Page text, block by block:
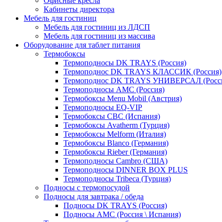
Кабинеты директора
Мебель для гостиниц
Мебель для гостиниц из ЛДСП
Мебель для гостиниц из массива
Оборудование для таблет питания
Термобоксы
Термоподносы DK TRAYS (Россия)
Термоподнос DK TRAYS КЛАССИК (Россия)
Термоподнос DK TRAYS УНИВЕРСАЛ
Термоподносы AMC (Россия)
Термобоксы Menu Mobil (Австрия)
Термоподносы EQ-VIP
Термобоксы CBC (Испания)
Термобоксы Avatherm (Турция)
Термобоксы Melform (Италия)
Термобоксы Blanco (Германия)
Термобоксы Rieber (Германия)
Термоподносы Cambro (США)
Термоподносы DINNER BOX PLUS
Термоподносы Tribeca (Турция)
Подносы с термопосудой
Подносы для завтрака / обеда
Подносы DK TRAYS (Россия)
Подносы AMC (Россия \ Испания)